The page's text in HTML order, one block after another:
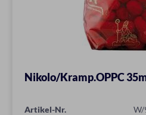
Nikolo/Kramp.OPPC
Artikel-Nr.
W/